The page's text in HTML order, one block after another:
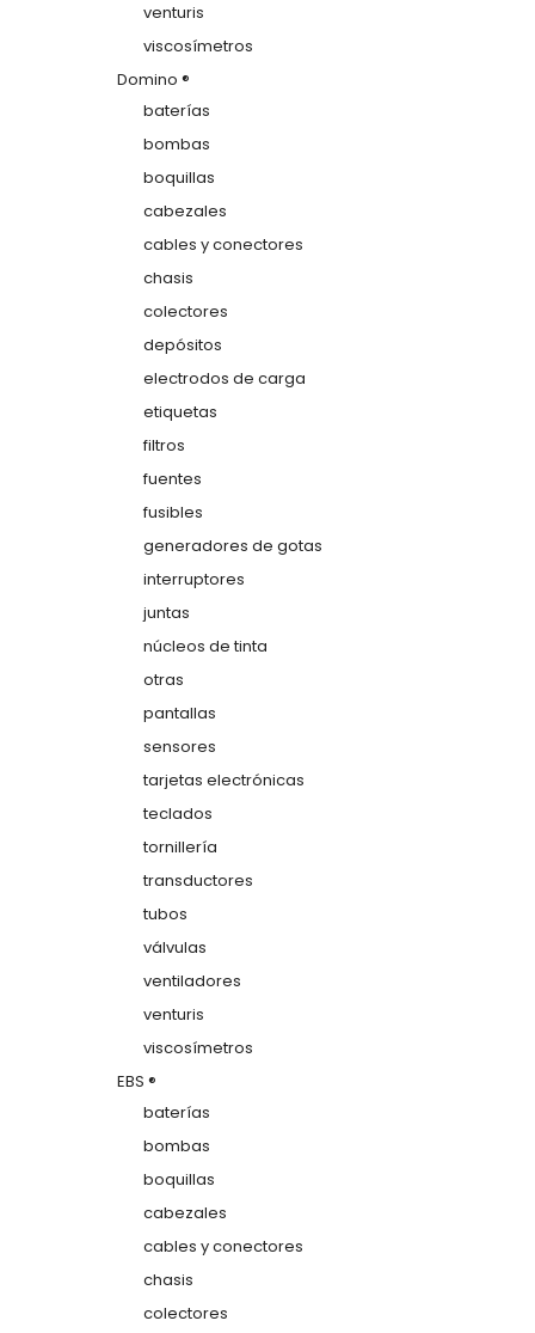
venturis
viscosímetros
Domino ®
baterías
bombas
boquillas
cabezales
cables y conectores
chasis
colectores
depósitos
electrodos de carga
etiquetas
filtros
fuentes
fusibles
generadores de gotas
interruptores
juntas
núcleos de tinta
otras
pantallas
sensores
tarjetas electrónicas
teclados
tornillería
transductores
tubos
válvulas
ventiladores
venturis
viscosímetros
EBS ®
baterías
bombas
boquillas
cabezales
cables y conectores
chasis
colectores